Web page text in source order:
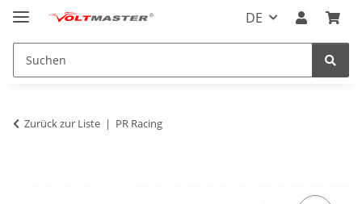
DE
Zurück zur Liste PR Racing